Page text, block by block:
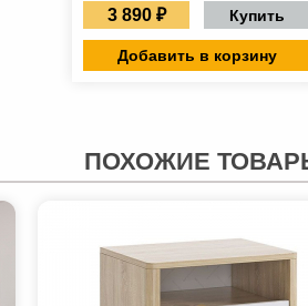
3 890 ₽ Купить
Добавить в корзину
ПОХОЖИЕ